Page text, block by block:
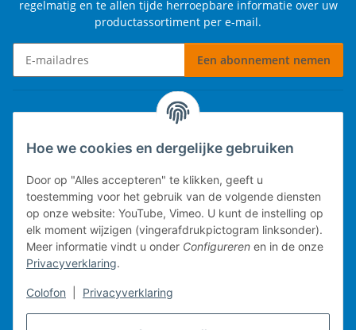
Hoe we cookies en dergelijke gebruiken
Door op "Alles accepteren" te klikken, geeft u
toestemming voor het gebruik van de volgende diensten
op onze website: YouTube, Vimeo. U kunt de instelling op
elk moment wijzigen (vingerafdrukpictogram linksonder).
Meer informatie vindt u onder Configureren en in de onze
Privacyverklaring.
Colofon Privacyverklaring
regelmatig en te allen tijde herroepbare informatie over uw
productassortiment per e-mail.
Een abonnement nemen
Technische implementatie.
Mobiel kassasysteem
Voorraadbeheer